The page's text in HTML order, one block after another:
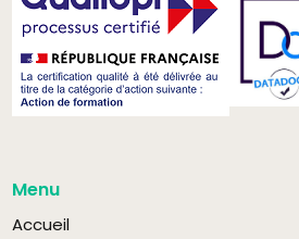
Menu
Accueil